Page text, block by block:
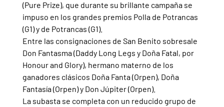
(Pure Prize), que durante su brillante campaña se
impuso en los grandes premios Polla de Potrancas
(G1) y de Potrancas (G1).
Entre las consignaciones de San Benito sobresale
Don Fantasma (Daddy Long Legs y Doña Fatal, por
Honour and Glory), hermano materno de los
ganadores clásicos Doña Fanta (Orpen), Doña
Fantasía (Orpen) y Don Júpiter (Orpen).
La subasta se completa con un reducido grupo de